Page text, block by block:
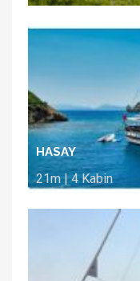
HASAY
21m | 4 Kabin